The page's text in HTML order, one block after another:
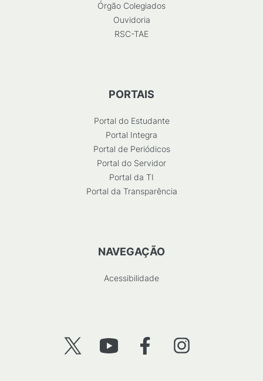
Órgão Colegiados
Ouvidoria
RSC-TAE
PORTAIS
Portal do Estudante
Portal Integra
Portal de Periódicos
Portal do Servidor
Portal da TI
Portal da Transparência
NAVEGAÇÃO
Acessibilidade